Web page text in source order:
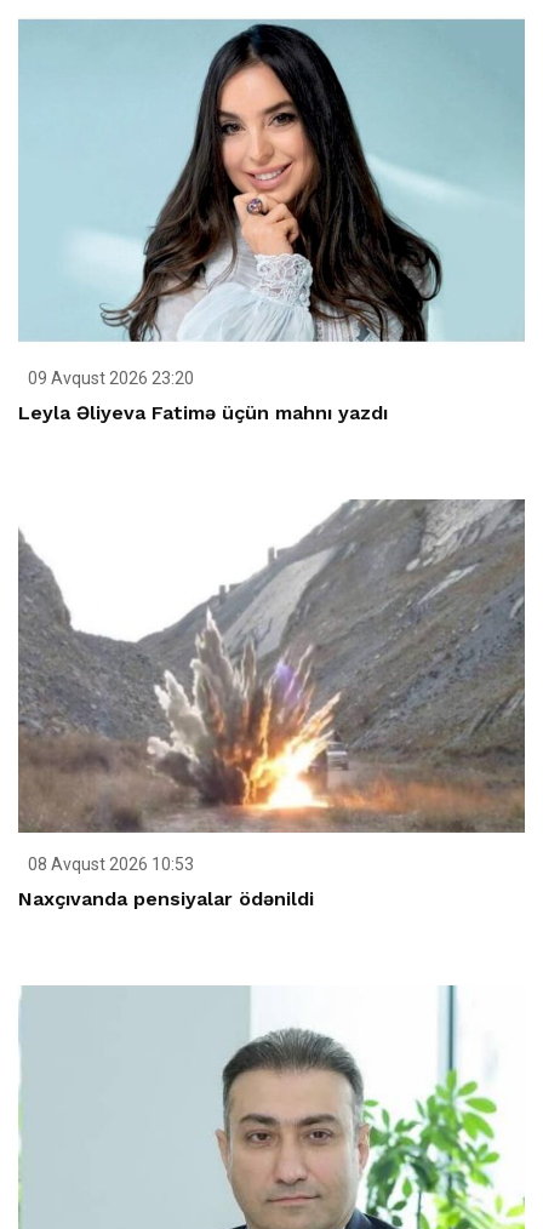
09 Avqust 2026 23:20
Leyla Əliyeva Fatimə üçün mahnı yazdı
08 Avqust 2026 10:53
Naxçıvanda pensiyalar ödənildi